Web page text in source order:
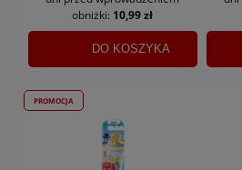
obniżki: 10,99 zł
DO KOSZYKA
PROMOCJA